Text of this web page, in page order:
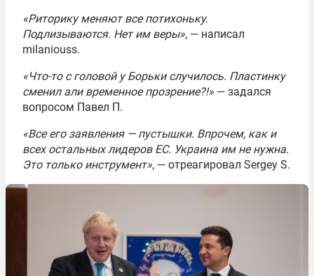
«Риторику меняют все потихоньку.
Подлизываются. Нет им веры», — написал
milaniouss.
«Что-то с головой у Борьки случилось. Пластинку
сменил али временное прозрение?!» — задался
вопросом Павел П.
«Все его заявления — пустышки. Впрочем, как и
всех остальных лидеров ЕС. Украина им не нужна.
Это только инструмент», — отреагировал Sergey S.